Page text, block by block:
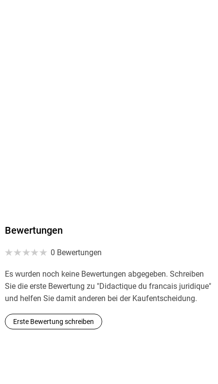
Bewertungen
0 Bewertungen
Es wurden noch keine Bewertungen abgegeben. Schreiben
Sie die erste Bewertung zu "Didactique du francais juridique"
und helfen Sie damit anderen bei der Kaufentscheidung.
Erste Bewertung schreiben